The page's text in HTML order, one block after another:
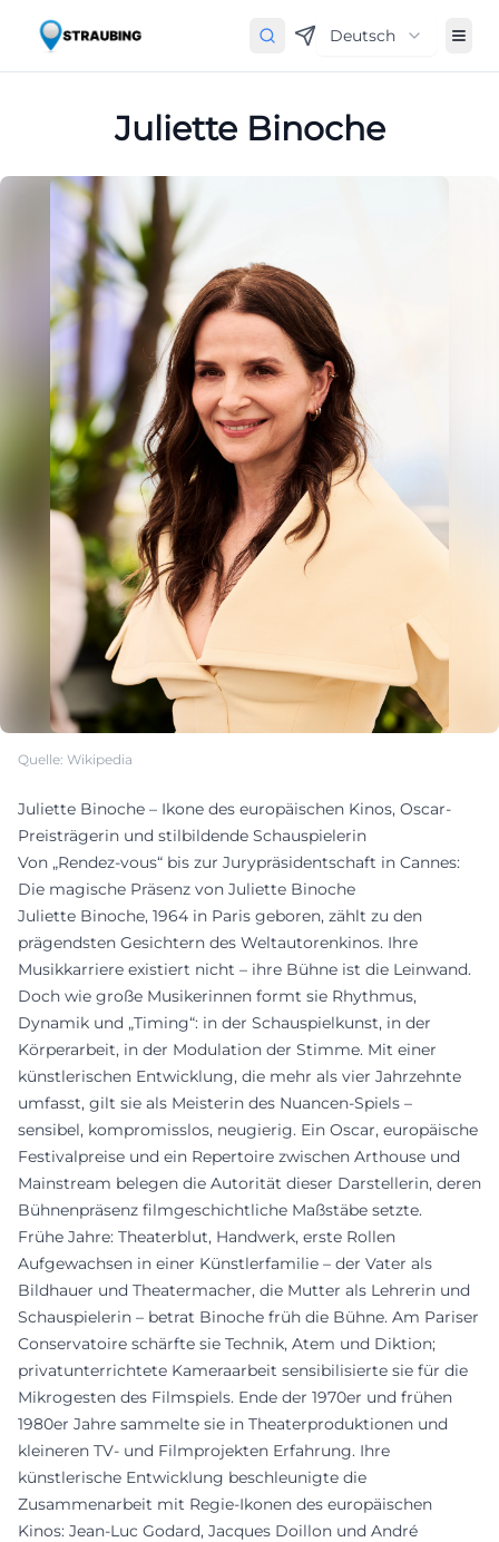
Deutsch
Juliette Binoche
Quelle: Wikipedia
Juliette Binoche – Ikone des europäischen Kinos, Oscar-
Preisträgerin und stilbildende Schauspielerin
Von „Rendez-vous“ bis zur Jurypräsidentschaft in Cannes:
Die magische Präsenz von Juliette Binoche
Juliette Binoche, 1964 in Paris geboren, zählt zu den
prägendsten Gesichtern des Weltautorenkinos. Ihre
Musikkarriere existiert nicht – ihre Bühne ist die Leinwand.
Doch wie große Musikerinnen formt sie Rhythmus,
Dynamik und „Timing“: in der Schauspielkunst, in der
Körperarbeit, in der Modulation der Stimme. Mit einer
künstlerischen Entwicklung, die mehr als vier Jahrzehnte
umfasst, gilt sie als Meisterin des Nuancen-Spiels –
sensibel, kompromisslos, neugierig. Ein Oscar, europäische
Festivalpreise und ein Repertoire zwischen Arthouse und
Mainstream belegen die Autorität dieser Darstellerin, deren
Bühnenpräsenz filmgeschichtliche Maßstäbe setzte.
Frühe Jahre: Theaterblut, Handwerk, erste Rollen
Aufgewachsen in einer Künstlerfamilie – der Vater als
Bildhauer und Theatermacher, die Mutter als Lehrerin und
Schauspielerin – betrat Binoche früh die Bühne. Am Pariser
Conservatoire schärfte sie Technik, Atem und Diktion;
privatunterrichtete Kameraarbeit sensibilisierte sie für die
Mikrogesten des Filmspiels. Ende der 1970er und frühen
1980er Jahre sammelte sie in Theaterproduktionen und
kleineren TV- und Filmprojekten Erfahrung. Ihre
künstlerische Entwicklung beschleunigte die
Zusammenarbeit mit Regie-Ikonen des europäischen
Kinos: Jean-Luc Godard, Jacques Doillon und André